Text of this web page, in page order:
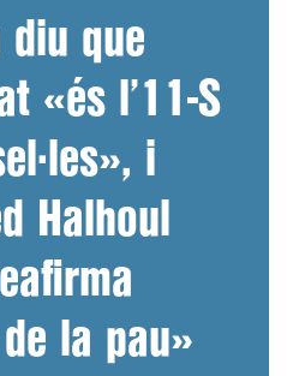
diu que
«és l’11-S
i
Halhoul
la pau»